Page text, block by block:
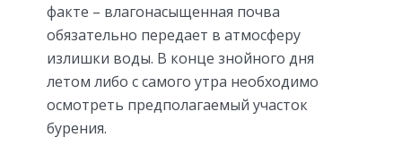
факте – влагонасыщенная почва
обязательно передает в атмосферу
излишки воды. В конце знойного дня
летом либо с самого утра необходимо
осмотреть предполагаемый участок
бурения.